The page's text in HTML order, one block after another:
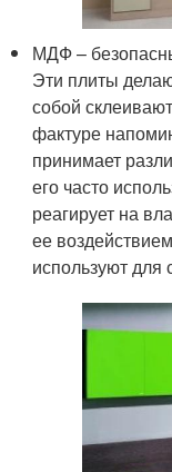
МДФ –
Эти плиты
собой
фактуре
принимает
его часто
реагирует на
ее
используют для